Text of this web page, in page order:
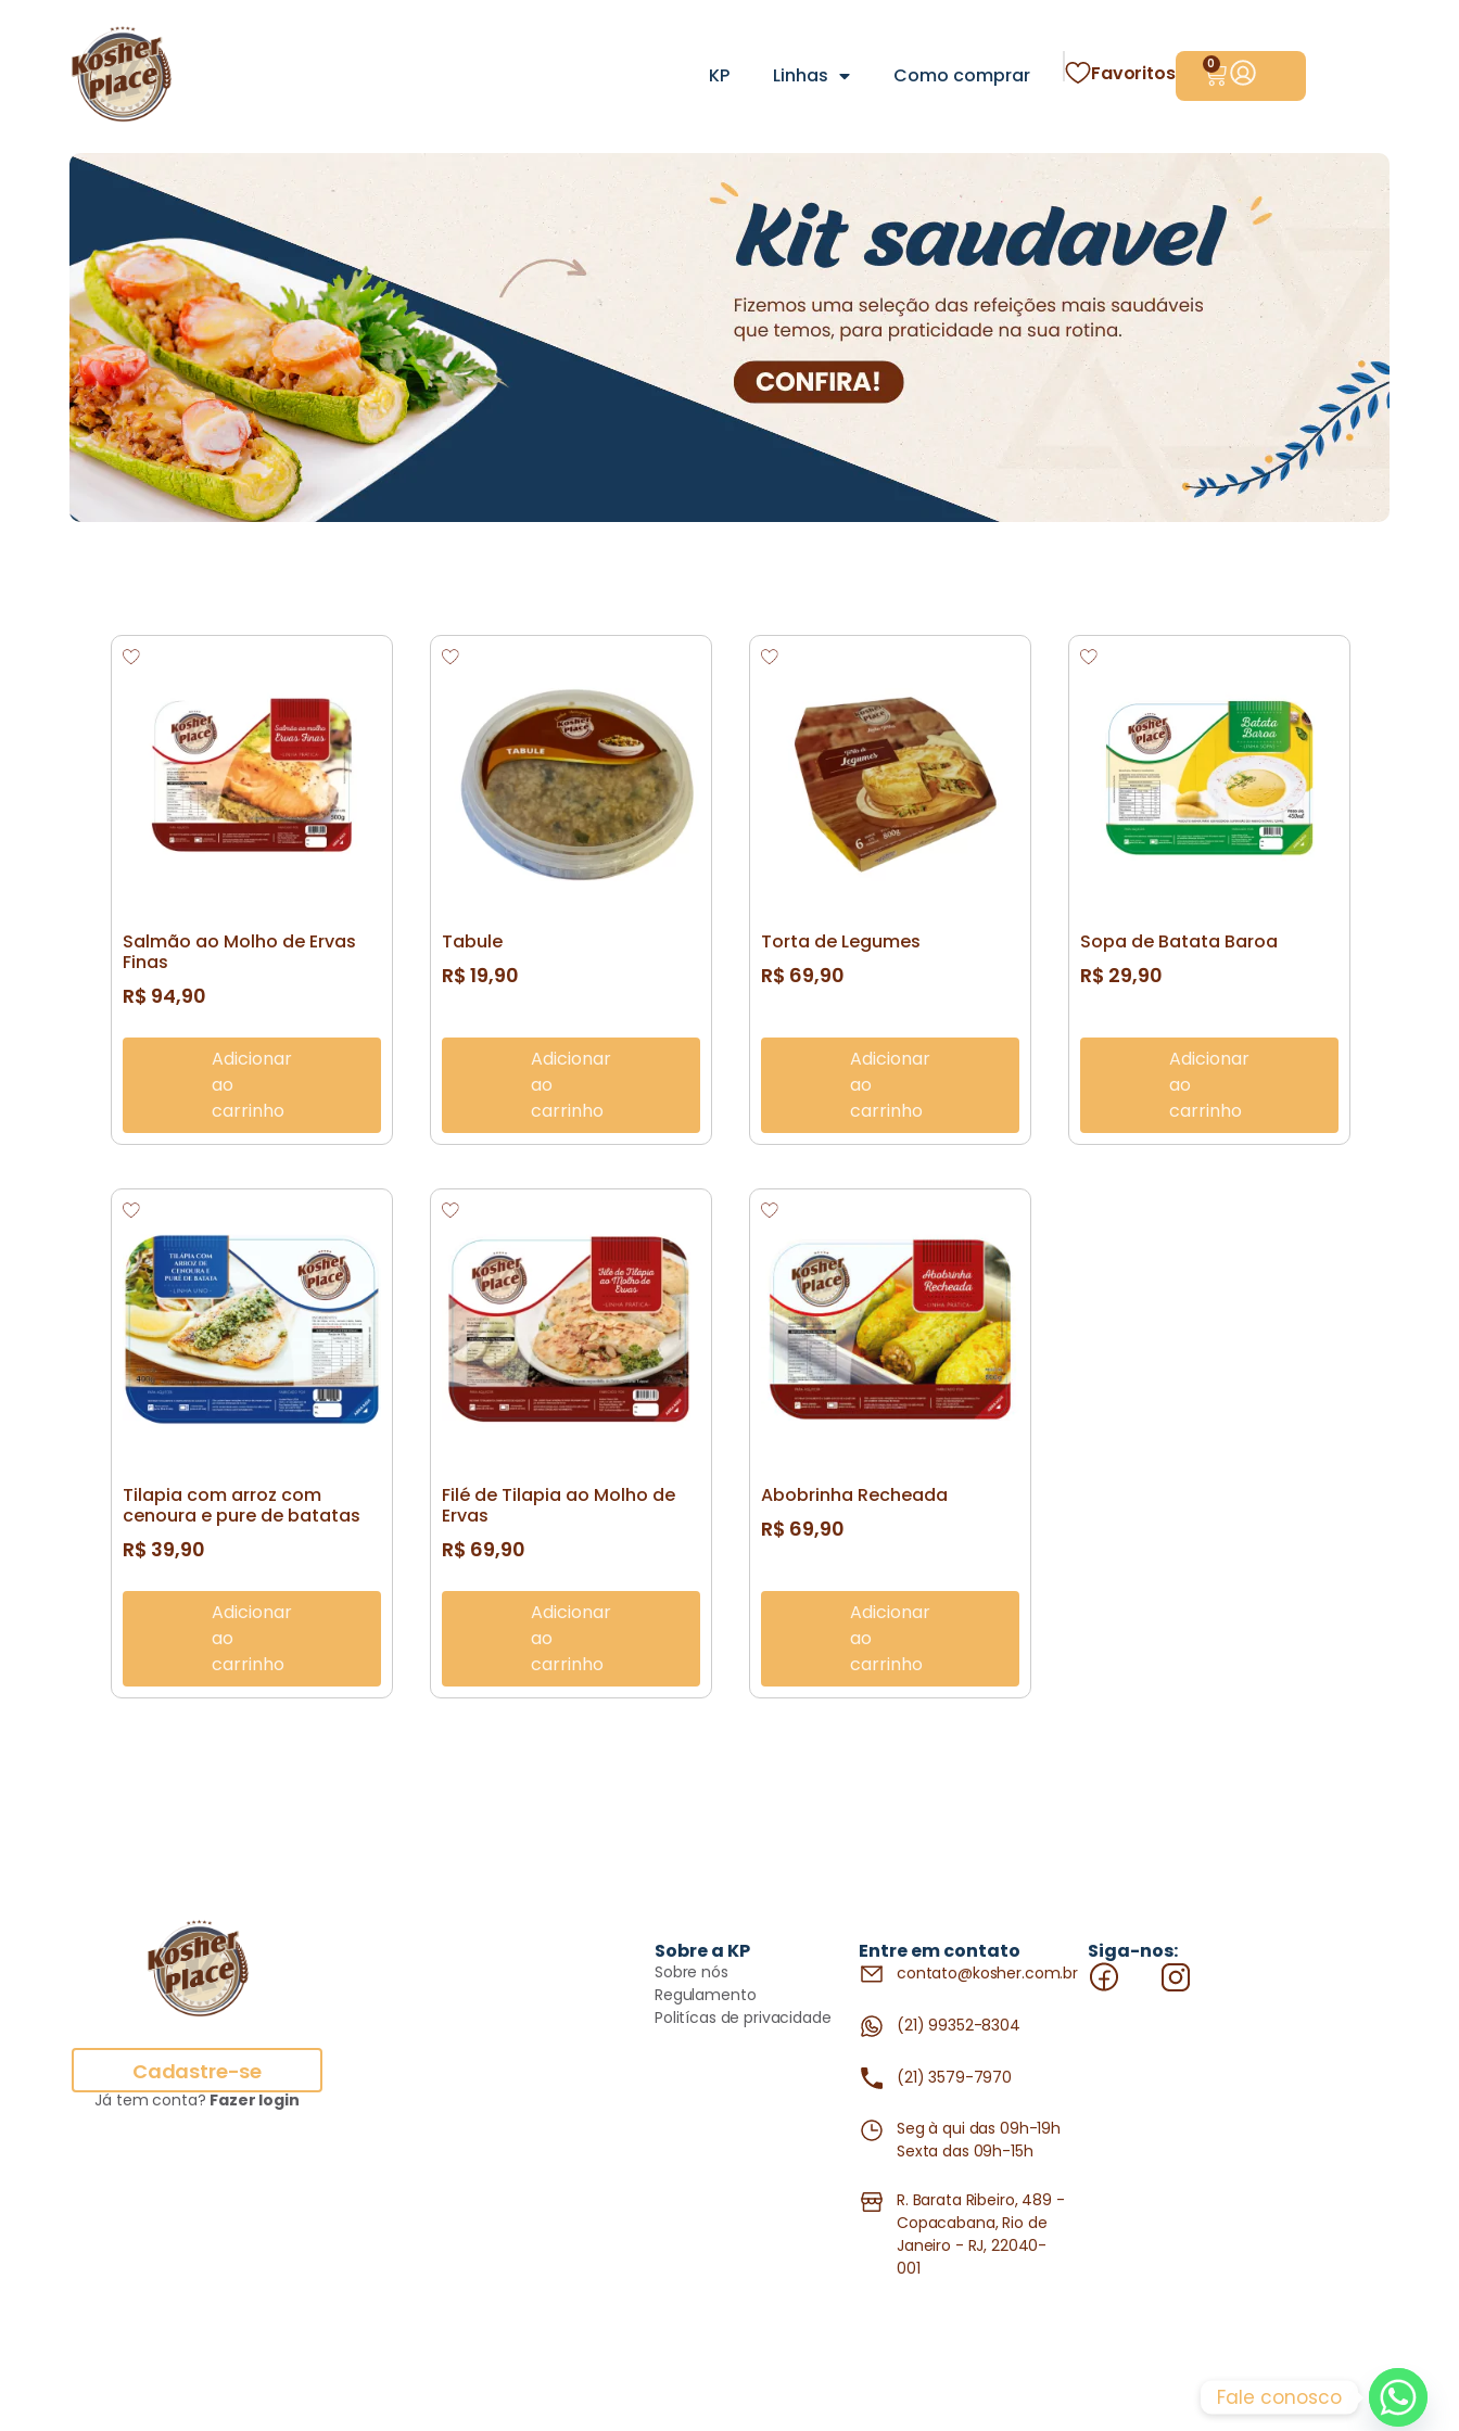
KP Linhas Como comprar Favoritos 0
Salmão ao Molho de Ervas
Finas
R$ 94,90
Adicionar
ao
carrinho
Tabule
R$ 19,90
Adicionar
ao
carrinho
Torta de Legumes
R$ 69,90
Adicionar
ao
carrinho
Sopa de Batata Baroa
R$ 29,90
Adicionar
ao
carrinho
Tilapia com arroz com
cenoura e pure de batatas
R$ 39,90
Adicionar
ao
carrinho
Filé de Tilapia ao Molho de
Ervas
R$ 69,90
Adicionar
ao
carrinho
Abobrinha Recheada
R$ 69,90
Adicionar
ao
carrinho
Cadastre-se
Já tem conta?Fazer login
Sobre a KP
Sobre nós
Regulamento
Politícas de privacidade
Entre em contato
contato@kosher.com.br
(21) 99352-8304
(21) 3579-7970
Seg à qui das 09h-19h
Sexta das 09h-15h
R. Barata Ribeiro, 489 -
Copacabana, Rio de
Janeiro - RJ, 22040-
001
Siga-nos:
Fale conosco